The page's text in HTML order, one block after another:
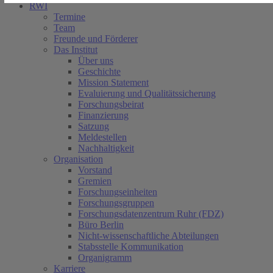
RWI
Termine
Team
Freunde und Förderer
Das Institut
Über uns
Geschichte
Mission Statement
Evaluierung und Qualitätssicherung
Forschungsbeirat
Finanzierung
Satzung
Meldestellen
Nachhaltigkeit
Organisation
Vorstand
Gremien
Forschungseinheiten
Forschungsgruppen
Forschungsdatenzentrum Ruhr (FDZ)
Büro Berlin
Nicht-wissenschaftliche Abteilungen
Stabsstelle Kommunikation
Organigramm
Karriere